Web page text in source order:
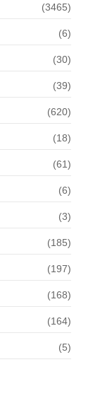
(3465)
(6)
(30)
(39)
(620)
(18)
(61)
(6)
(3)
(185)
(197)
(168)
(164)
(5)